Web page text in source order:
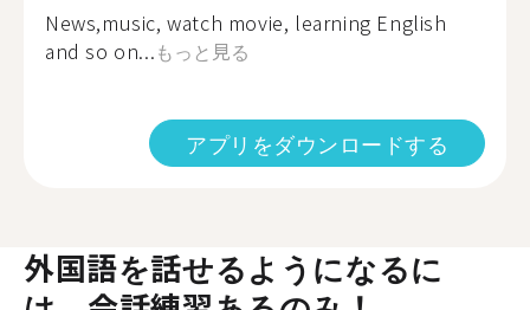
News,music, watch movie, learning English
and so on...もっと見る
アプリをダウンロードする
外国語を話せるようになるに